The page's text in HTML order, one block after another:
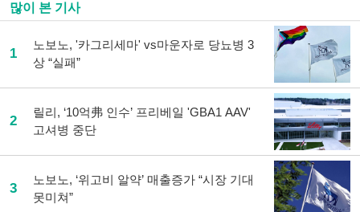
많이 본 기사
1
노보노, '카그리세마' vs마운자로 당뇨병 3
상 “실패”
2
릴리, ‘10억弗 인수’ 프리베일 'GBA1 AAV'
고셔병 중단
3
노보노, ‘위고비 알약’ 매출증가 “시장 기대
못미쳐”